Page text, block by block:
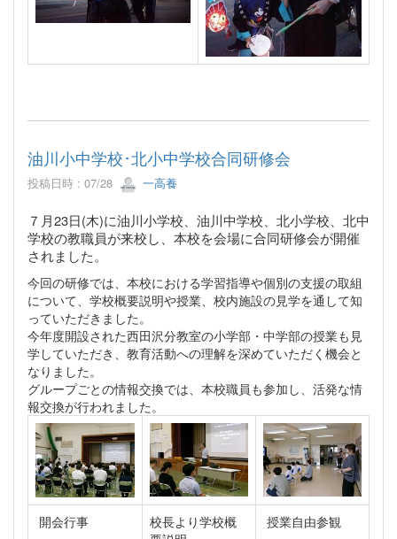
油川小中学校･北小中学校合同研修会
投稿日時 : 07/28 一高養
７月23日(木)に油川小学校、油川中学校、北小学校、北中
学校の教職員が来校し、本校を会場に合同研修会が開催
されました。
今回の研修では、本校における学習指導や個別の支援の取組
について、学校概要説明や授業、校内施設の見学を通して知
っていただきました。
今年度開設された西田沢分教室の小学部・中学部の授業も見
学していただき、教育活動への理解を深めていただく機会と
なりました。
グループごとの情報交換では、本校職員も参加し、活発な情
報交換が行われました。
開会行事
校長より学校概
授業自由参観